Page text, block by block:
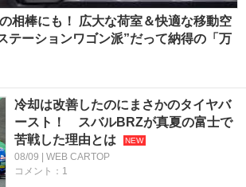
相棒にも！ 広大な荷室＆快適な移動空
テーションワゴン派”だって納得の「万
冷却は改善したのにまさかのタイヤバ
ースト！ スバルBRZが真夏の富士で
苦戦した理由とは
08/09 | WEB CARTOP
コメント：1